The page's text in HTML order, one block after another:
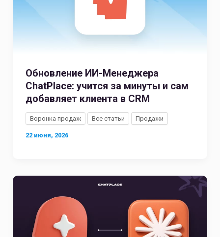
Обновление ИИ-Менеджера
ChatPlace: учится за минуты и сам
добавляет клиента в CRM
Воронка продаж Все статьи Продажи
22 июня, 2026